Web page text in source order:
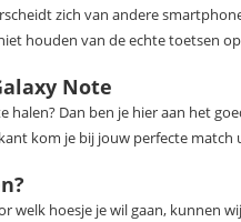
zich van andere
houden van de echte toetsen
Note
halen? Dan ben je hier aan het
kom je bij jouw perfecte match
welk hoesje je wil gaan, kunnen